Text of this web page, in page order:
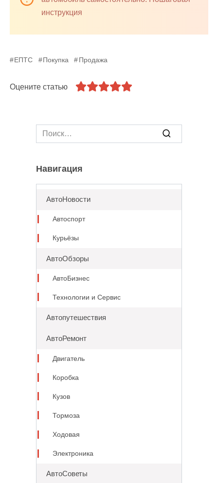
инструкция
ЕПТС Покупка Продажа
Оцените статью
Search
for:
Навигация
АвтоНовости
Автоспорт
Курьёзы
АвтоОбзоры
АвтоБизнес
Технологии и Сервис
Автопутешествия
АвтоРемонт
Двигатель
Коробка
Кузов
Тормоза
Ходовая
Электроника
АвтоСоветы